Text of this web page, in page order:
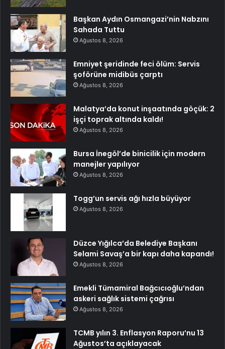
Başkan Aydın Osmangazi’nin Nabzını
Sahada Tuttu
Ağustos 8, 2026
Emniyet şeridinde feci ölüm: Servis
şoförüne midibüs çarptı
Ağustos 8, 2026
Malatya’da konut inşaatında göçük: 2
işçi toprak altında kaldı!
Ağustos 8, 2026
Bursa İnegöl’de binicilik için modern
manejler yapılıyor
Ağustos 8, 2026
Togg’un servis ağı hızla büyüyor
Ağustos 8, 2026
Düzce Yığılca’da Belediye Başkanı
Selami Savaş’a bir kapı daha kapandı!
Ağustos 8, 2026
Emekli Tümamiral Bağcıcıoğlu’ndan
askeri sağlık sistemi çağrısı
Ağustos 8, 2026
TCMB yılın 3. Enflasyon Raporu’nu 13
Ağustos’ta açıklayacak